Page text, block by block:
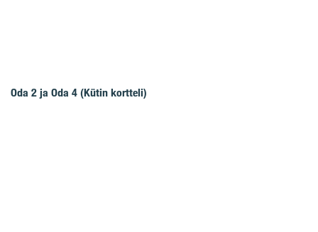
Oda 2 ja Oda 4 (Kütin kortteli)